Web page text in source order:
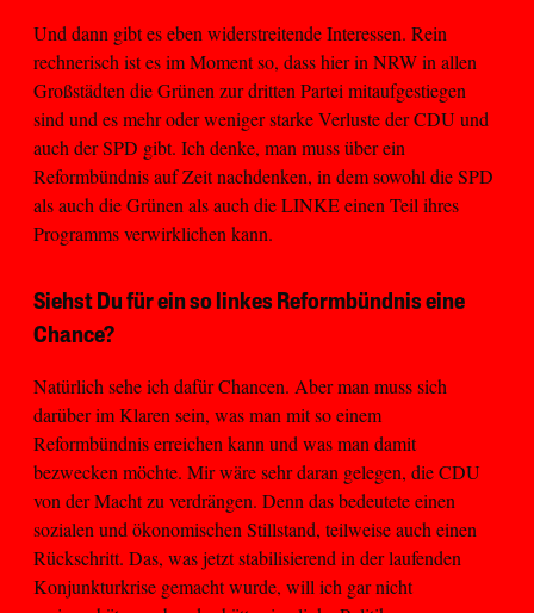
Und dann gibt es eben widerstreitende Interessen. Rein
rechnerisch ist es im Moment so, dass hier in NRW in allen
Großstädten die Grünen zur dritten Partei mitaufgestiegen
sind und es mehr oder weniger starke Verluste der CDU und
auch der SPD gibt. Ich denke, man muss über ein
Reformbündnis auf Zeit nachdenken, in dem sowohl die SPD
als auch die Grünen als auch die LINKE einen Teil ihres
Programms verwirklichen kann.
Siehst Du für ein so linkes Reformbündnis eine
Chance?
Natürlich sehe ich dafür Chancen. Aber man muss sich
darüber im Klaren sein, was man mit so einem
Reformbündnis erreichen kann und was man damit
bezwecken möchte. Mir wäre sehr daran gelegen, die CDU
von der Macht zu verdrängen. Denn das bedeutete einen
sozialen und ökonomischen Stillstand, teilweise auch einen
Rückschritt. Das, was jetzt stabilisierend in der laufenden
Konjunkturkrise gemacht wurde, will ich gar nicht